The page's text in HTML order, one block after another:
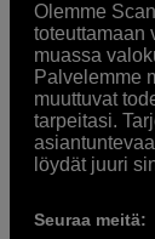
Olemme
toteuttamaan
muassa
Palvelemme
muuttuvat
tarpeitasi.
löydät juuri
Seuraa meitä: